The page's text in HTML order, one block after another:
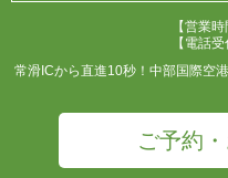
【営業
【電話
常滑ICから直進10秒！中部国際空
ご予約